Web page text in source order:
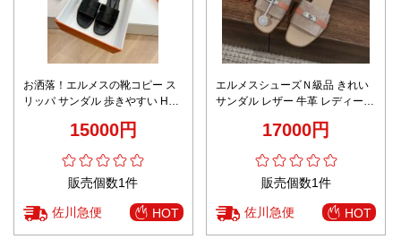
お洒落！エルメスの靴コピー ス
リッパ サンダル 歩きやすい HOT
15000円
販売個数1件
佐川急便 HOT
エルメスシューズＮ級品 きれい
サンダル レザー 牛革 レディース
17000円
販売個数1件
佐川急便 HOT